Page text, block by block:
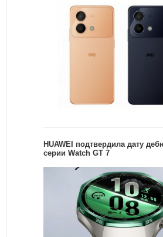
HUAWEI подтвердила дату
серии Watch GT 7